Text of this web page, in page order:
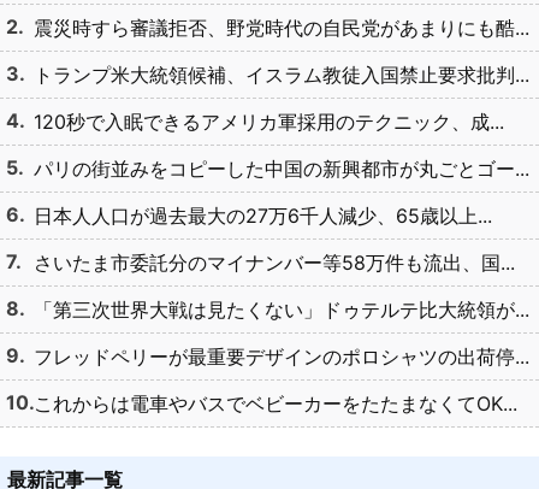
震災時すら審議拒否、野党時代の自民党があまりにも酷...
トランプ米大統領候補、イスラム教徒入国禁止要求批判...
120秒で入眠できるアメリカ軍採用のテクニック、成...
パリの街並みをコピーした中国の新興都市が丸ごとゴー...
日本人人口が過去最大の27万6千人減少、65歳以上...
さいたま市委託分のマイナンバー等58万件も流出、国...
「第三次世界大戦は見たくない」ドゥテルテ比大統領が...
フレッドペリーが最重要デザインのポロシャツの出荷停...
これからは電車やバスでベビーカーをたたまなくてOK...
最新記事一覧